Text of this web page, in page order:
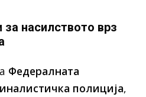
насилството врз
Федералната
полиција,